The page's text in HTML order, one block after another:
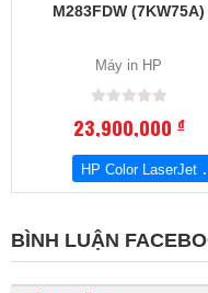
M283FDW (7KW75A)
Máy in HP
23,900,000đ
HP Color
BÌNH LUẬN